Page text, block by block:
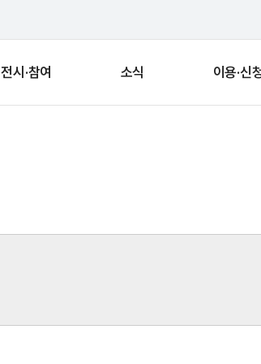
전시·참여 소식 이용·신